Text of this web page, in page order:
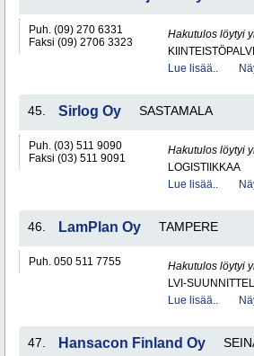
Puh. (09) 270 6331
Faksi (09) 2706 3323
Hakutulos löytyi
Lue lisää..
45. Sirlog Oy SASTAMALA
Puh. (03) 511 9090
Faksi (03) 511 9091
Hakutulos löytyi
LOGISTIIKKAA
Lue lisää..
46. LamPlan Oy TAMPERE
Puh. 050 511 7755
Hakutulos löytyi
LVI-
Lue lisää..
47. Hansacon Finland Oy